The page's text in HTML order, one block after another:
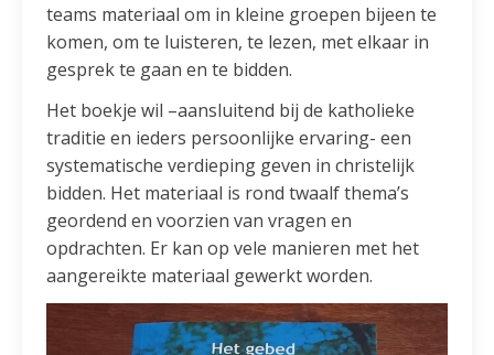
teams materiaal om in kleine groepen bijeen te
komen, om te luisteren, te lezen, met elkaar in
gesprek te gaan en te bidden.
Het boekje wil –aansluitend bij de katholieke
traditie en ieders persoonlijke ervaring- een
systematische verdieping geven in christelijk
bidden. Het materiaal is rond twaalf thema’s
geordend en voorzien van vragen en
opdrachten. Er kan op vele manieren met het
aangereikte materiaal gewerkt worden.